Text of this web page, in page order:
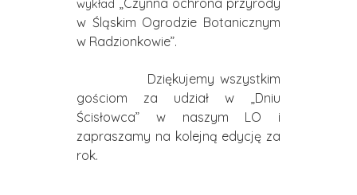
wykład
w Śląskim Ogrodzie Botanicznym
w Radzionkowie”.
Dziękujemy wszystkim
gościom za udział w „Dniu
Ścisłowca” w naszym LO i
zapraszamy na kolejną edycję za
rok.